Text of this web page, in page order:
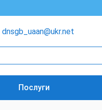
dnsgb_uaan@ukr.net
Послуги